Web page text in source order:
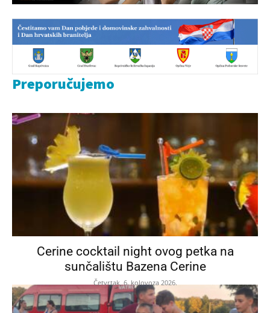
Preporučujemo
Cerine cocktail night ovog petka na
sunčalištu Bazena Cerine
Četvrtak, 6. kolovoza 2026.